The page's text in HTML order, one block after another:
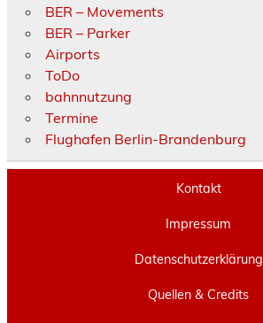
BER – Movements
BER – Parker
Airports
ToDo
bahnnutzung
Termine
Flughafen Berlin-Brandenburg
Kontakt
Impressum
Datenschutzerklärung
Quellen & Credits